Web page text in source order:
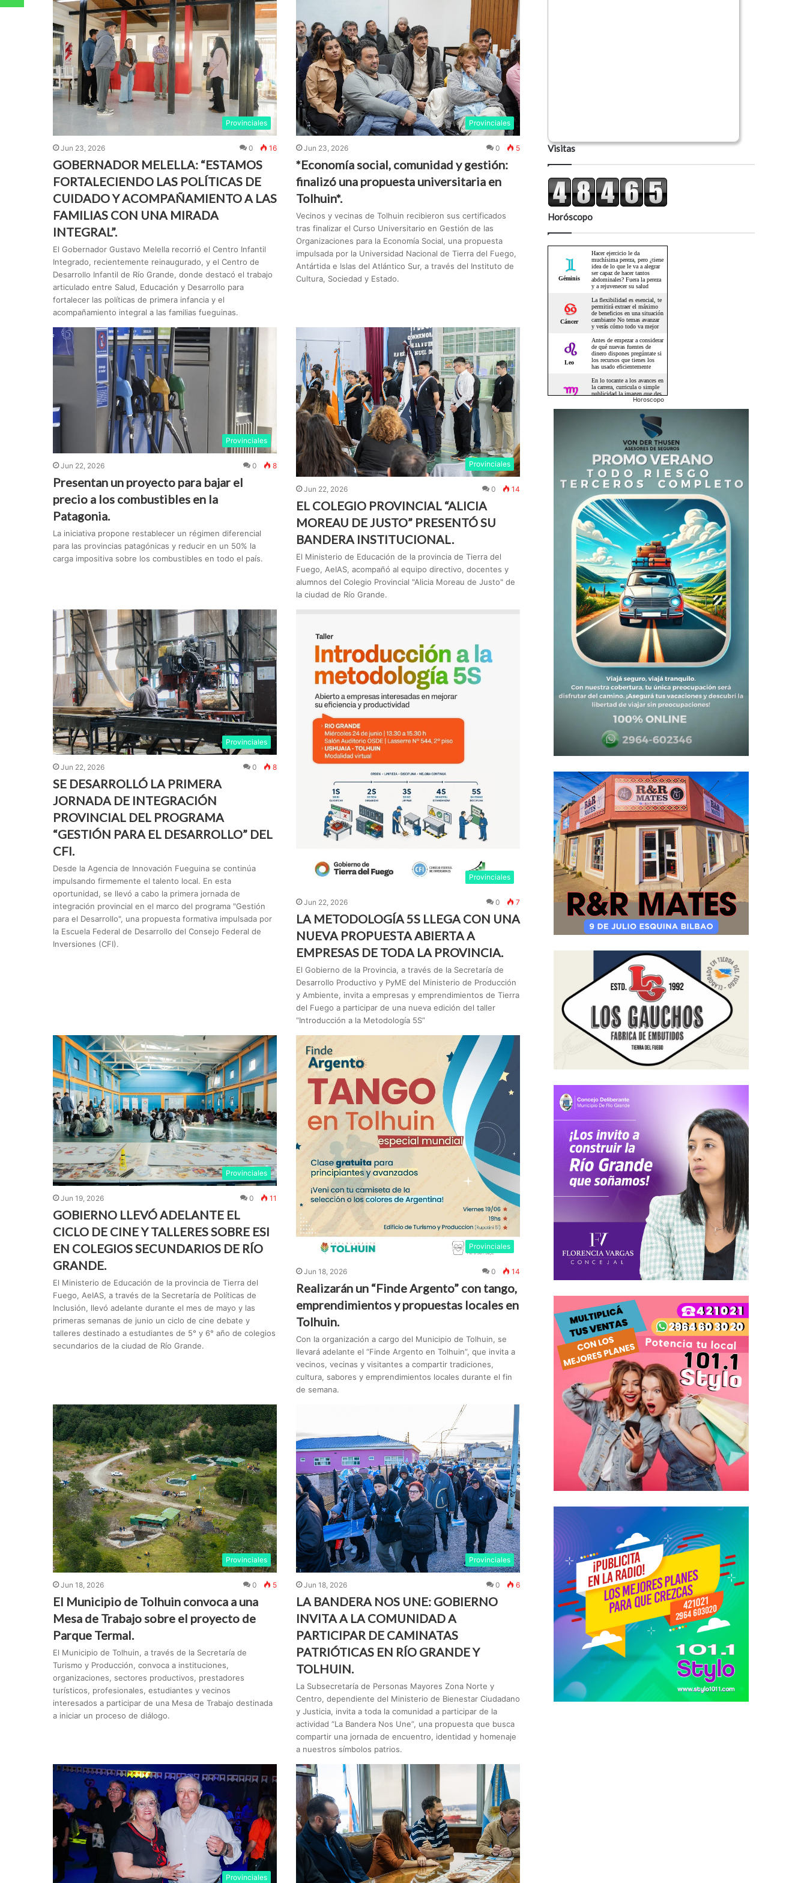
Provinciales
Jun 23, 2026 0 16
GOBERNADOR MELELLA: “ESTAMOS
FORTALECIENDO LAS POLÍTICAS DE
CUIDADO Y ACOMPAÑAMIENTO A LAS
FAMILIAS CON UNA MIRADA
INTEGRAL”.
El Gobernador Gustavo Melella recorrió el Centro Infantil
Integrado, recientemente reinaugurado, y el Centro de
Desarrollo Infantil de Río Grande, donde destacó el trabajo
articulado entre Salud, Educación y Desarrollo para
fortalecer las políticas de primera infancia y el
acompañamiento integral a las familias fueguinas.
Provinciales
Jun 23, 2026 0 5
*Economía social, comunidad y gestión:
finalizó una propuesta universitaria en
Tolhuin*.
Vecinos y vecinas de Tolhuin recibieron sus certificados
tras finalizar el Curso Universitario en Gestión de las
Organizaciones para la Economía Social, una propuesta
impulsada por la Universidad Nacional de Tierra del Fuego,
Antártida e Islas del Atlántico Sur, a través del Instituto de
Cultura, Sociedad y Estado.
Provinciales
Jun 22, 2026 0 8
Presentan un proyecto para bajar el
precio a los combustibles en la
Patagonia.
La iniciativa propone restablecer un régimen diferencial
para las provincias patagónicas y reducir en un 50% la
carga impositiva sobre los combustibles en todo el país.
Provinciales
Jun 22, 2026 0 14
EL COLEGIO PROVINCIAL “ALICIA
MOREAU DE JUSTO” PRESENTÓ SU
BANDERA INSTITUCIONAL.
El Ministerio de Educación de la provincia de Tierra del
Fuego, AeIAS, acompañó al equipo directivo, docentes y
alumnos del Colegio Provincial "Alicia Moreau de Justo" de
la ciudad de Río Grande.
Provinciales
Jun 22, 2026 0 8
SE DESARROLLÓ LA PRIMERA
JORNADA DE INTEGRACIÓN
PROVINCIAL DEL PROGRAMA
“GESTIÓN PARA EL DESARROLLO” DEL
CFI.
Desde la Agencia de Innovación Fueguina se continúa
impulsando firmemente el talento local. En esta
oportunidad, se llevó a cabo la primera jornada de
integración provincial en el marco del programa "Gestión
para el Desarrollo", una propuesta formativa impulsada por
la Escuela Federal de Desarrollo del Consejo Federal de
Inversiones (CFI).
Provinciales
Jun 22, 2026 0 7
LA METODOLOGÍA 5S LLEGA CON UNA
NUEVA PROPUESTA ABIERTA A
EMPRESAS DE TODA LA PROVINCIA.
El Gobierno de la Provincia, a través de la Secretaría de
Desarrollo Productivo y PyME del Ministerio de Producción
y Ambiente, invita a empresas y emprendimientos de Tierra
del Fuego a participar de una nueva edición del taller
“Introducción a la Metodología 5S”
Provinciales
Jun 19, 2026 0 11
GOBIERNO LLEVÓ ADELANTE EL
CICLO DE CINE Y TALLERES SOBRE ESI
EN COLEGIOS SECUNDARIOS DE RÍO
GRANDE.
El Ministerio de Educación de la provincia de Tierra del
Fuego, AeIAS, a través de la Secretaría de Políticas de
Inclusión, llevó adelante durante el mes de mayo y las
primeras semanas de junio un ciclo de cine debate y
talleres destinado a estudiantes de 5° y 6° año de colegios
secundarios de la ciudad de Río Grande.
Provinciales
Jun 18, 2026 0 14
Realizarán un “Finde Argento” con tango,
emprendimientos y propuestas locales en
Tolhuin.
Con la organización a cargo del Municipio de Tolhuin, se
llevará adelante el “Finde Argento en Tolhuin”, que invita a
vecinos, vecinas y visitantes a compartir tradiciones,
cultura, sabores y emprendimientos locales durante el fin
de semana.
Provinciales
Jun 18, 2026 0 5
El Municipio de Tolhuin convoca a una
Mesa de Trabajo sobre el proyecto de
Parque Termal.
El Municipio de Tolhuin, a través de la Secretaría de
Turismo y Producción, convoca a instituciones,
organizaciones, sectores productivos, prestadores
turísticos, profesionales, estudiantes y vecinos
interesados a participar de una Mesa de Trabajo destinada
a iniciar un proceso de diálogo.
Provinciales
Jun 18, 2026 0 6
LA BANDERA NOS UNE: GOBIERNO
INVITA A LA COMUNIDAD A
PARTICIPAR DE CAMINATAS
PATRIÓTICAS EN RÍO GRANDE Y
TOLHUIN.
La Subsecretaría de Personas Mayores Zona Norte y
Centro, dependiente del Ministerio de Bienestar Ciudadano
y Justicia, invita a toda la comunidad a participar de la
actividad “La Bandera Nos Une”, una propuesta que busca
compartir una jornada de encuentro, identidad y homenaje
a nuestros símbolos patrios.
Provinciales
Visitas
Horóscopo
Horoscopo